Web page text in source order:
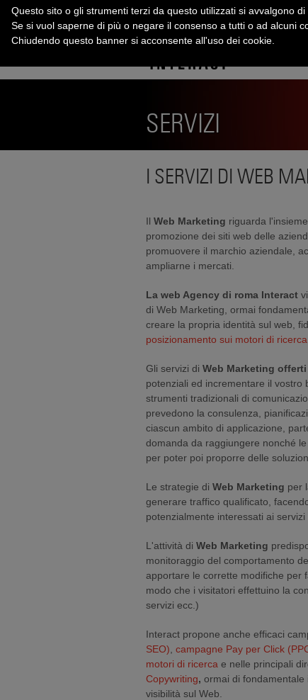
SERVIZI
I SERVIZI DI WEB
Il Web Marketing riguarda
promozione dei siti web delle
promuovere il marchio aziendale,
ampliarne i mercati.
La web Agency di roma Interact
di Web Marketing, ormai
creare la propria identità sul web,
posizionamento sui motori di ricerca
Gli servizi di Web Marketing offerti
potenziali ed incrementare il vostro
strumenti tradizionali di
prevedono la consulenza,
ciascun ambito di applicazione,
domanda da raggiungere nonché
per poter poi proporre delle
Le strategie di Web Marketing per
generare traffico qualificato,
potenzialmente interessati ai
L'attività di Web Marketing
monitoraggio del comportamento
apportare le corrette modifiche per
modo che i visitatori effettuino la
servizi ecc.)
Interact propone anche efficaci
SEO) campagne Pay per Click
motori di ricerca e nelle principali
Copywriting, ormai di
visibilità sul Web.
Questo sito o gli strumenti terzi da questo utilizzati si avvalgono
Se si vuol saperne di più o negare il consenso a tutti o ad alcuni
Chiudendo questo banner si acconsente all'uso dei cookie.